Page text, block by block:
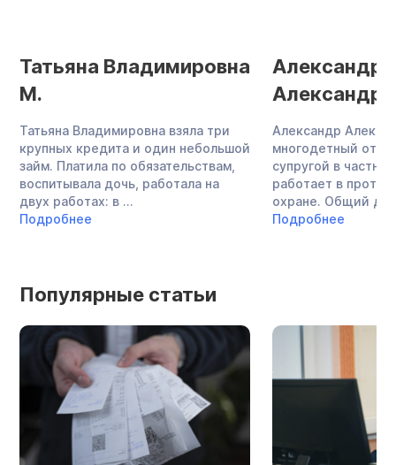
Татьяна Владимировна
М.
Татьяна Владимировна взяла три
крупных кредита и один небольшой
займ. Платила по обязательствам,
воспитывала дочь, работала на
двух работах: в ...
Подробнее
Александр
Александр
многодетный
супругой в
работает в
охране. Общий
Подробнее
Популярные статьи